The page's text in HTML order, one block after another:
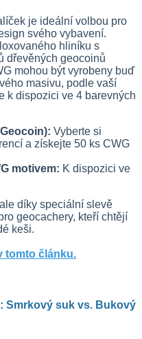
je ideální volbou pro
svého vybavení.
hliníku s
dřevěných geocoinů
mohou být vyrobeny buď
masivu, podle vaší
k dispozici ve 4 barevných
Vyberte si
a získejte 50 ks CWG
motivem: K dispozici ve
díky speciální slevě
geocachery, kteří chtějí
keši.
tomto článku.
Smrkový suk vs. Bukový